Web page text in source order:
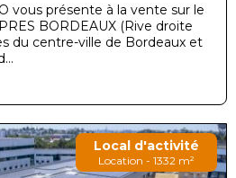
vous présente à la vente sur le
BORDEAUX (Rive droite
du centre-ville de Bordeaux et
Local d'activité
Location - 1332 m²